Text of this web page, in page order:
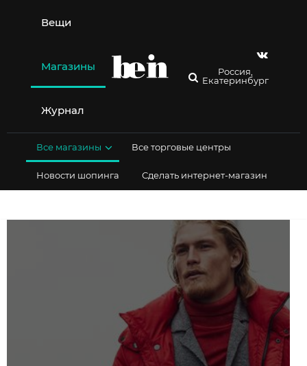
содержимому
Вещи
Магазины
Журнал
Россия,
Екатеринбург
Все магазины Все торговые центры
Новости шопинга Сделать интернет-магазин